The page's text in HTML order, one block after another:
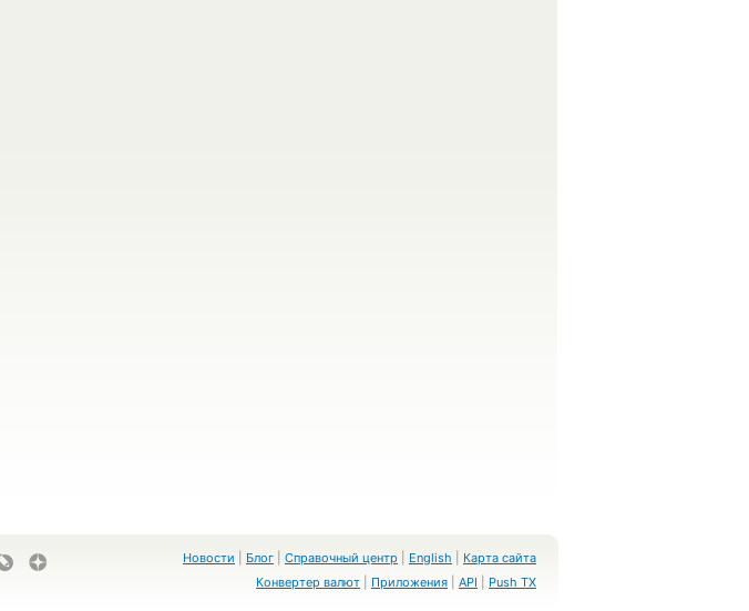
Новости Блог Справочный центр English
Карта сайта
Конвертер валют
Приложения API Push TX